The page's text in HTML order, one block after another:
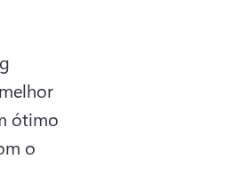
ótimo
o